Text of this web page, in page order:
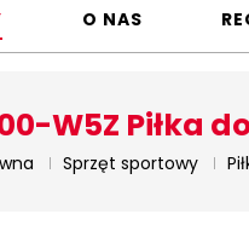
O NAS
W5Z Piłka
Sprzęt sportowy